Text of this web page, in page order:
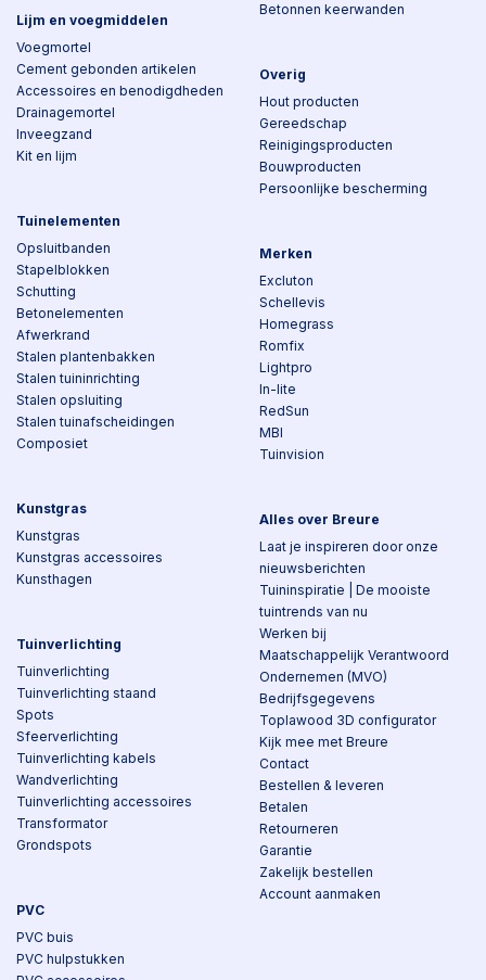
Lijm en voegmiddelen
Voegmortel
Cement gebonden artikelen
Accessoires en benodigdheden
Drainagemortel
Inveegzand
Kit en lijm
Tuinelementen
Opsluitbanden
Stapelblokken
Schutting
Betonelementen
Afwerkrand
Stalen plantenbakken
Stalen tuininrichting
Stalen opsluiting
Stalen tuinafscheidingen
Composiet
Kunstgras
Kunstgras
Kunstgras accessoires
Kunsthagen
Tuinverlichting
Tuinverlichting
Tuinverlichting staand
Spots
Sfeerverlichting
Tuinverlichting kabels
Wandverlichting
Tuinverlichting accessoires
Transformator
Grondspots
PVC
PVC buis
PVC hulpstukken
Betonnen keerwanden
Overig
Hout producten
Gereedschap
Reinigingsproducten
Bouwproducten
Persoonlijke bescherming
Merken
Excluton
Schellevis
Homegrass
Romfix
Lightpro
In-lite
RedSun
MBI
Tuinvision
Alles over Breure
Laat je inspireren door onze
nieuwsberichten
Tuininspiratie | De mooiste
tuintrends van nu
Werken bij
Maatschappelijk Verantwoord
Ondernemen (MVO)
Bedrijfsgegevens
Toplawood 3D configurator
Kijk mee met Breure
Contact
Bestellen & leveren
Betalen
Retourneren
Garantie
Zakelijk bestellen
Account aanmaken